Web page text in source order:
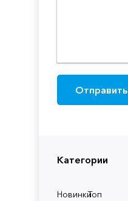
Категории
НовинкиТоп
Отправить